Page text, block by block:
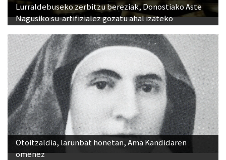
Lurraldebuseko zerbitzu bereziak, Donostiako Aste
Nagusiko su-artifizialez gozatu ahal izateko
Otoitzaldia, larunbat honetan, Ama Kandidaren
omenez